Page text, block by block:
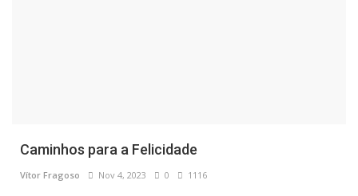
Caminhos para a Felicidade
Vítor Fragoso Nov 4, 2023 0 1116